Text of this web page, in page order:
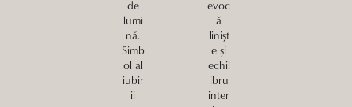
de
lumi
nă.
Simb
ol al
iubir
ii
evoc
ă
linișt
e și
echil
ibru
inter